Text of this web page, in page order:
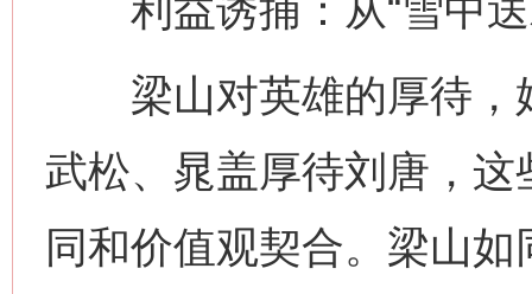
利益诱捕：从“雪中送
梁山对英雄的厚待，
武松、晁盖厚待刘唐，
同和价值观契合。梁山